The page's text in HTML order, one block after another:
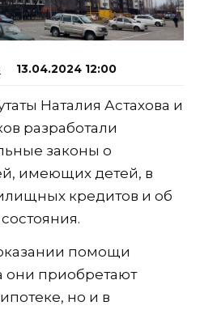
13.04.2024 12:00
Наталия Астахова и
разработали
законы о
имеющих детей, в
кредитов и об
помощи
они приобретают
но и в